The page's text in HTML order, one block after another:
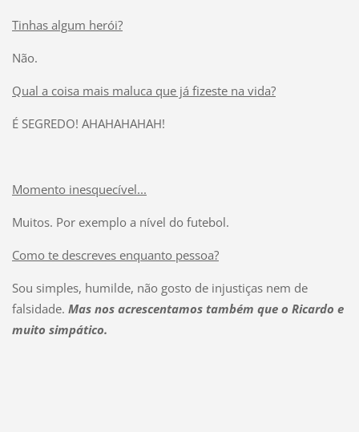
Tinhas algum herói?
Não.
Qual a coisa mais maluca que já fizeste na vida?
É SEGREDO! AHAHAHAHAH!
Momento inesquecível...
Muitos. Por exemplo a nível do futebol.
Como te descreves enquanto pessoa?
Sou simples, humilde, não gosto de injustiças nem de
falsidade. Mas nos acrescentamos também que o Ricardo e
muito simpático.